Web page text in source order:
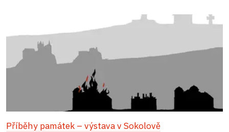
Příběhy památek – výstava v Sokolově